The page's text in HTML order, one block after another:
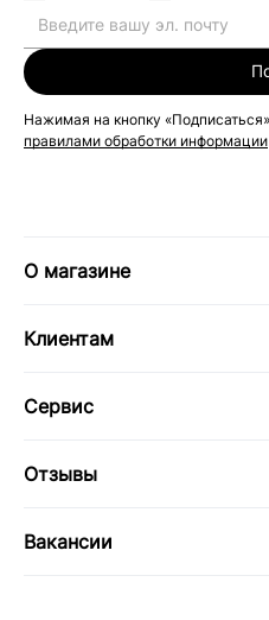
Нажимая на кнопку
правилами обработки информации
О магазине
Клиентам
Сервис
Отзывы
Вакансии